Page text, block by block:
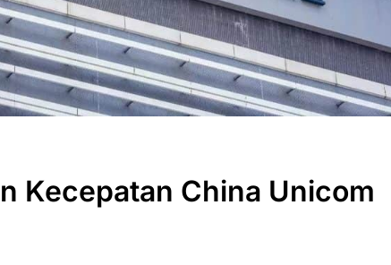
Kecepatan China Unicom